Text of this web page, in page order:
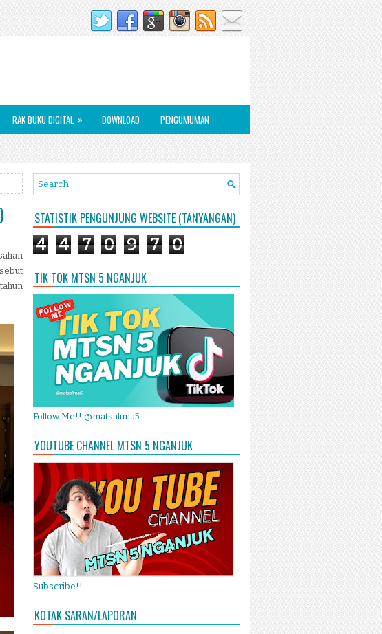
RAK BUKU DIGITAL » DOWNLOAD PENGUMUMAN
STATISTIK PENGUNJUNG WEBSITE (TANYANGAN)
4 4 7 0 9 7 0
TIK TOK MTSN 5 NGANJUK
Follow Me!! @matsalima5
YOUTUBE CHANNEL MTSN 5 NGANJUK
Subscribe!!
KOTAK SARAN/LAPORAN